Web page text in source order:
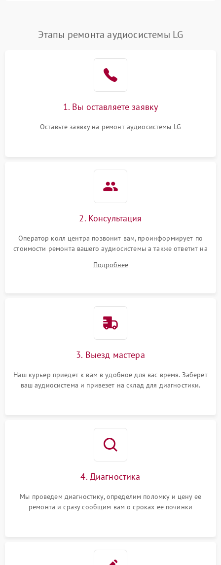
Этапы ремонта аудиосистемы LG
1. Вы оставляете заявку
Оставьте заявку на ремонт аудиосистемы LG
2. Консультация
Оператор колл центра позвонит вам, проинформирует по
стоимости ремонта вашего аудиосистемы а также ответит на
Подробнее
3. Выезд мастера
Наш курьер приедет к вам в удобное для вас время. Заберет
ваш аудиосистема и привезет на склад для диагностики.
4. Диагностика
Мы проведем диагностику, определим поломку и цену ее
ремонта и сразу сообщим вам о сроках ее починки